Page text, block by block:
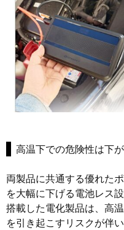
高温下での危険性は下
両製品に共通する優れた
を大幅に下げる電池レス
搭載した電化製品は、高
を引き起こすリスクが伴い